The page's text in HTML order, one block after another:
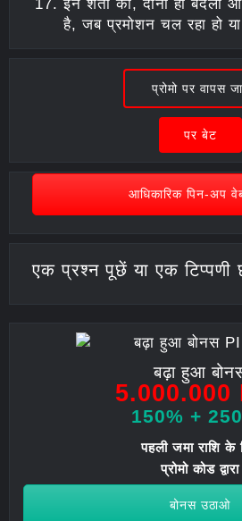
इन शर्तों को, दोनों ही बदला
है, जब प्रमोशन चल रहा हो
प्रोमो पर वापस
पर बेट
आधिकारिक पिन-अप
एक प्रश्न पूछें या एक टिप्पणी
बढ़ा हुआ
5.000.000
150% +
पहली जमा राशि के
प्रोमो कोड द्वारा
बोनस उठाओ